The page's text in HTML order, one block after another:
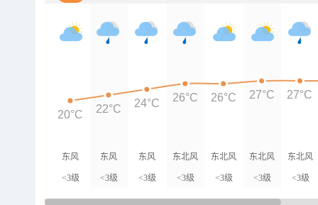
东风
<3级
东风
<3级
东风
<3级
东北风
<3级
东北风
<3级
东北风
<3级
东北风
<3级
20°C 22°C 24°C 26°C 26°C 27°C 27°C